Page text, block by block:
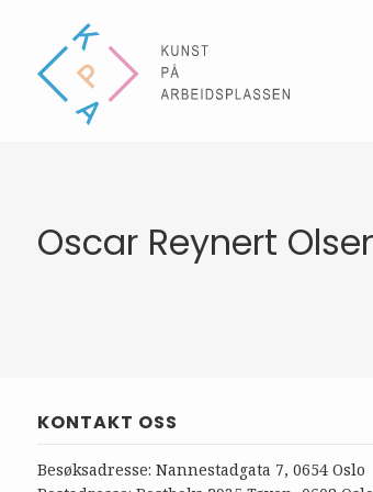
Oscar Reynert
KONTAKT OSS
Besøksadresse: Nannestadgata 7, 0654 Oslo